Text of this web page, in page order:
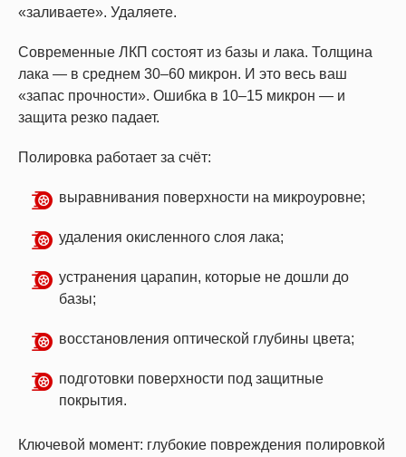
«заливаете». Удаляете.
Современные ЛКП состоят из базы и лака. Толщина
лака — в среднем 30–60 микрон. И это весь ваш
«запас прочности». Ошибка в 10–15 микрон — и
защита резко падает.
Полировка работает за счёт:
выравнивания поверхности на микроуровне;
удаления окисленного слоя лака;
устранения царапин, которые не дошли до
базы;
восстановления оптической глубины цвета;
подготовки поверхности под защитные
покрытия.
Ключевой момент: глубокие повреждения полировкой